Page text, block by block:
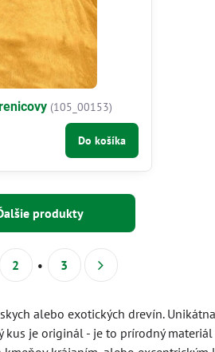
(105_00153)
Do košíka
produkty
2 3
alebo exotických drevín.
kus je originál - je to prírodný